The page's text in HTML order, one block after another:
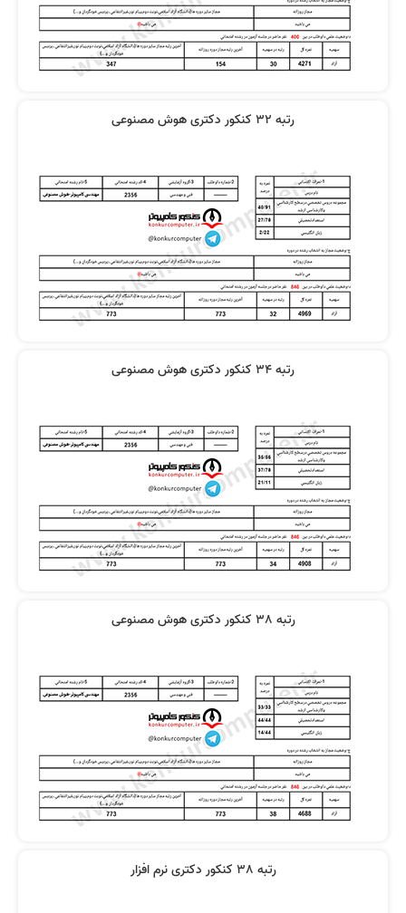
رتبه 32 کنکور دکتری هوش مصنوعی
رتبه 34 کنکور دکتری هوش مصنوعی
رتبه 38 کنکور دکتری هوش مصنوعی
رتبه 38 کنکور دکتری نرم افزار